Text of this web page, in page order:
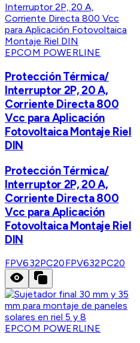
EPCOM POWERLINE
Protección Térmica/
Interruptor 2P, 20 A,
Corriente Directa 800
Vcc para Aplicación
Fotovoltaica Montaje Riel
DIN
Protección Térmica/
Interruptor 2P, 20 A,
Corriente Directa 800
Vcc para Aplicación
Fotovoltaica Montaje Riel
DIN
FPV632PC20FPV632PC20
EPCOM POWERLINE